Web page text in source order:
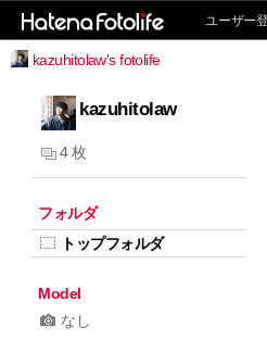
ユーザー
kazuhitolaw's fotolife
kazuhitolaw
4 枚
フォルダ
トップフォルダ
Model
なし